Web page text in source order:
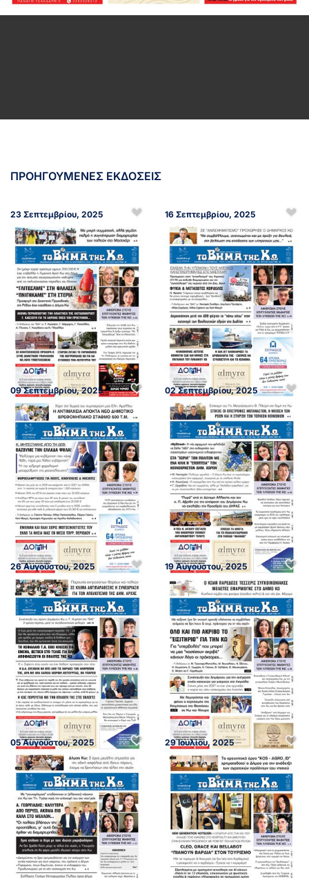
ΠΡΟΗΓΟΥΜΕΝΕΣ ΕΚΔΟΣΕΙΣ
23 Σεπτεμβρίου, 2025 16 Σεπτεμβρίου, 2025
09 Σεπτεμβρίου, 2025 02 Σεπτεμβρίου, 2025
26 Αυγούστου, 2025 19 Αυγούστου, 2025
05 Αυγούστου, 2025 29 Ιουλίου, 2025